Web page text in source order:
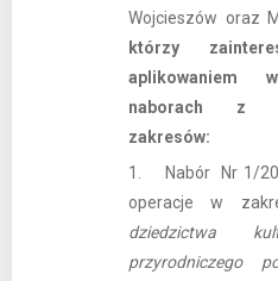
Wojcieszów oraz
którzy
aplikowaniem
naborach z
zakresów:
1. Nabór Nr 1/
operacje w
dziedzictwa